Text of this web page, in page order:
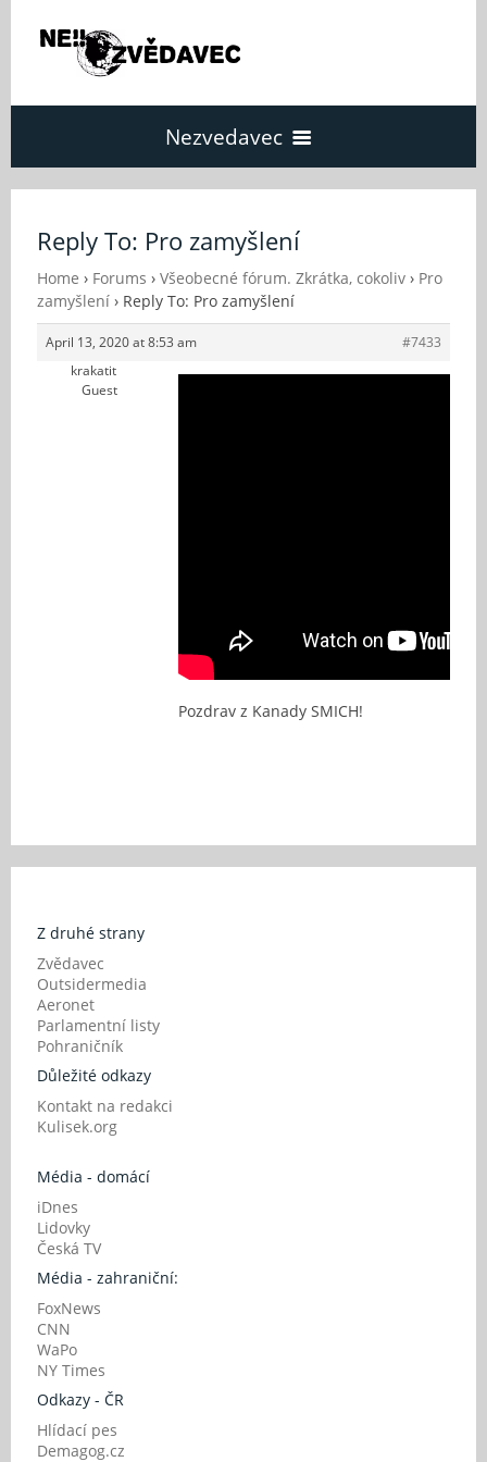
Nezvedavec
Fórum
O Nezvědavci
Reply To: Pro zamyšlení
Home › Forums › Všeobecné fórum. Zkrátka, cokoliv › Pro
zamyšlení › Reply To: Pro zamyšlení
April 13, 2020 at 8:53 am
#7433
krakatit
Guest
Pozdrav z Kanady SMICH!
Z druhé strany
Zvědavec
Outsidermedia
Aeronet
Parlamentní listy
Pohraničník
Důležité odkazy
Kontakt na redakci
Kulisek.org
Média - domácí
iDnes
Lidovky
Česká TV
Média - zahraniční:
FoxNews
CNN
WaPo
NY Times
Odkazy - ČR
Hlídací pes
Demagog.cz